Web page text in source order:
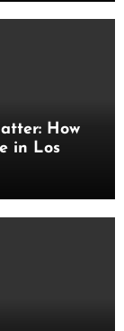
How
in Los